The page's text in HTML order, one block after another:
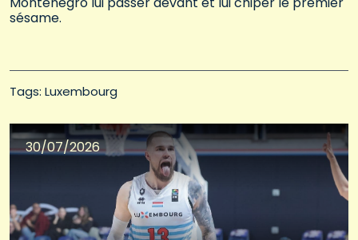
sésame.
Tags: Luxembourg
30/07/2026